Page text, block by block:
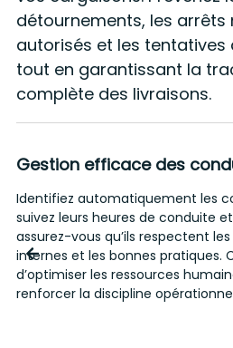
détournements, les arrêts
autorisés et les tentatives
tout en garantissant la
complète des livraisons.
Gestion efficace des
Identifiez automatiquement les
suivez leurs heures de conduite
assurez-vous qu’ils respectent
internes et les bonnes pratiques.
d’optimiser les ressources
renforcer la discipline